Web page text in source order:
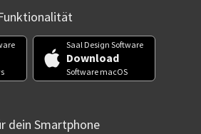
Saal Design Software
Download
Software macOS
dein Smartphone